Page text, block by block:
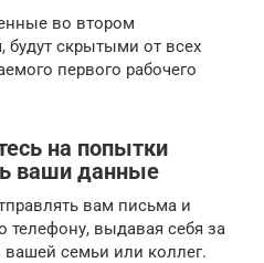
во втором
будут скрытыми от всех
первого рабочего
на попытки
ваши данные
вам письма и
выдавая себя за
семьи или коллег.